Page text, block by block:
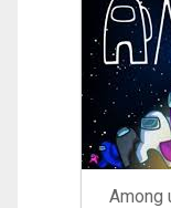
Among